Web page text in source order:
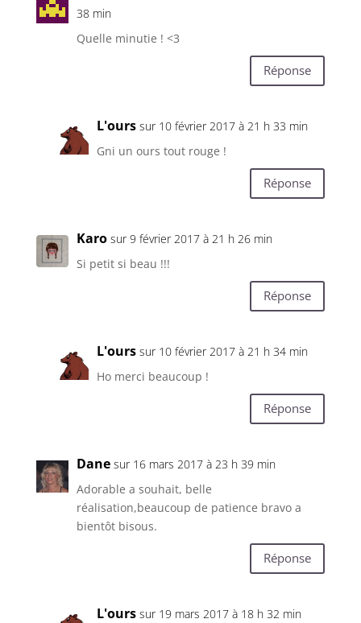
38 min
Quelle minutie ! <3
Réponse
L'ours sur 10 février 2017 à 21 h 33 min
Gni un ours tout rouge !
Réponse
Karo sur 9 février 2017 à 21 h 26 min
Si petit si beau !!!
Réponse
L'ours sur 10 février 2017 à 21 h 34 min
Ho merci beaucoup !
Réponse
Dane sur 16 mars 2017 à 23 h 39 min
Adorable a souhait, belle
réalisation,beaucoup de patience bravo a
bientôt bisous.
Réponse
L'ours sur 19 mars 2017 à 18 h 32 min